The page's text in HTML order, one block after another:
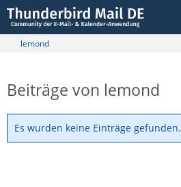
lemond
Beiträge von lemond
Es wurden keine Einträge gefunden.